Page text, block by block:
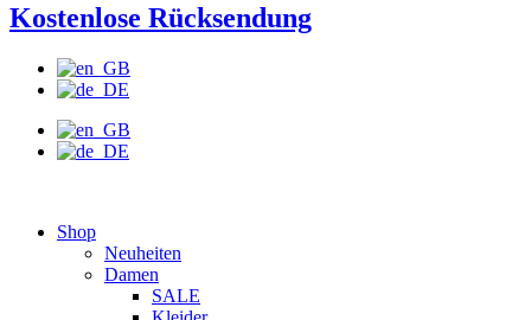
Kostenlose Rücksendung
Shop
Neuheiten
Damen
SALE